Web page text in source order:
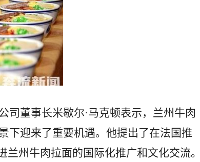
司董事长米歇尔·马克顿表示，兰州牛肉
下迎来了重要机遇。他提出了在法国推
州牛肉拉面的国际化推广和文化交流。